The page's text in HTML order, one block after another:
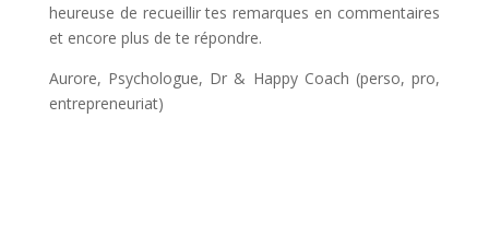
heureuse de recueillir tes remarques en commentaires
et encore plus de te répondre.
Aurore, Psychologue, Dr & Happy Coach (perso, pro,
entrepreneuriat)